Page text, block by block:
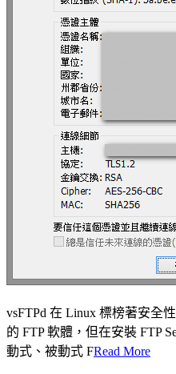
vsFTPd 在 Linux 標榜著安全
的 FTP 軟體，但在安裝 FTP
動式、被動式 FRead More